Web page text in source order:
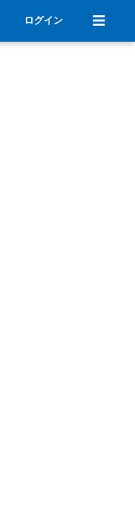
ログイン